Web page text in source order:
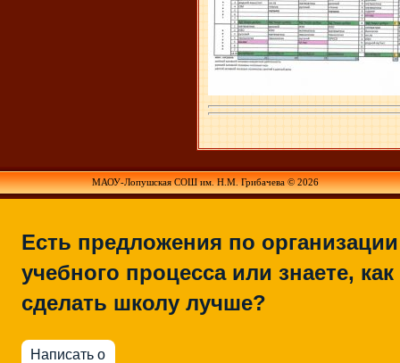
МАОУ-Лопушская СОШ им. Н.М. Грибачева © 2026
Есть предложения по организации
учебного процесса или знаете, как
сделать школу лучше?
Написать о